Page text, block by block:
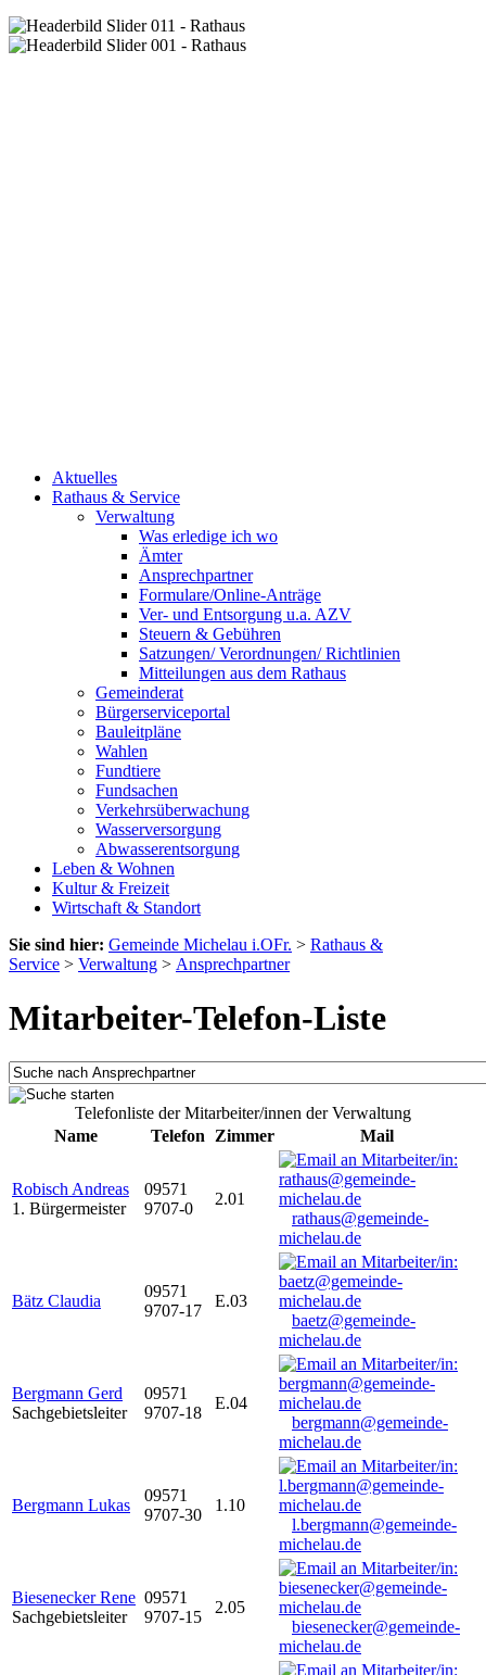
Aktuelles
Rathaus & Service
Verwaltung
Was erledige ich wo
Ämter
Ansprechpartner
Formulare/Online-Anträge
Ver- und Entsorgung u.a. AZV
Steuern & Gebühren
Satzungen/ Verordnungen/ Richtlinien
Mitteilungen aus dem Rathaus
Gemeinderat
Bürgerserviceportal
Bauleitpläne
Wahlen
Fundtiere
Fundsachen
Verkehrsüberwachung
Wasserversorgung
Abwasserentsorgung
Leben & Wohnen
Kultur & Freizeit
Wirtschaft & Standort
Sie sind hier: Gemeinde Michelau i.OFr. > Rathaus &
Service > Verwaltung > Ansprechpartner
Mitarbeiter-Telefon-Liste
Telefonliste der Mitarbeiter/innen der Verwaltung
Name
Telefon Zimmer Mail
Robisch Andreas
1. Bürgermeister
09571
9707-0
2.01
rathaus@gemeinde-
michelau.de
Bätz Claudia
09571
9707-17
E.03
baetz@gemeinde-
michelau.de
Bergmann Gerd
Sachgebietsleiter
09571
9707-18
E.04
bergmann@gemeinde-
michelau.de
Bergmann Lukas
09571
9707-30
1.10
l.bergmann@gemeinde-
michelau.de
Biesenecker Rene
Sachgebietsleiter
09571
9707-15
2.05
biesenecker@gemeinde-
michelau.de